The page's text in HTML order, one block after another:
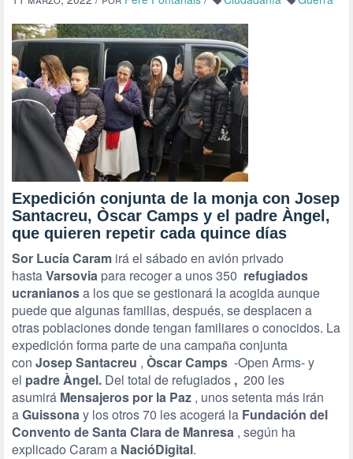
Expedición conjunta de la monja con Josep
Santacreu, Òscar Camps y el padre Àngel,
que quieren repetir cada quince días
Sor Lucía Caram irá el sábado en avión privado
hastaVarsovia para recoger a unos 350 refugiados
ucranianosa los que se gestionará la acogida aunque
puede que algunas familias, después, se desplacen a
otras poblaciones donde tengan familiares o conocidos. La
expedición forma parte de una campaña conjunta
con Josep Santacreu , Òscar Camps -Open Arms- y
el padre Àngel. Del total de refugiados , 200 les
asumirá Mensajeros por la Paz , unos setenta más irán
aGuissonay los otros 70 les acogerá la Fundación del
Convento de Santa Clara de Manresa , según ha
explicado Caram a NacióDigital.